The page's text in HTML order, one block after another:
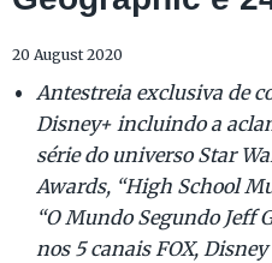
20 August 2020
Antestreia exclusiva de
Disney+ incluindo a
série do universo Star
Awards, “High School
“O Mundo Segundo Jeff
nos 5 canais FOX,